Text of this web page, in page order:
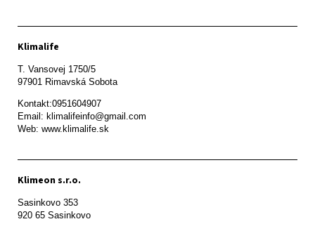
Klimalife
T. Vansovej 1750/5
97901 Rimavská Sobota
Kontakt:0951604907
Email: klimalifeinfo@gmail.com
Web: www.klimalife.sk
Klimeon s.r.o.
Sasinkovo 353
920 65 Sasinkovo